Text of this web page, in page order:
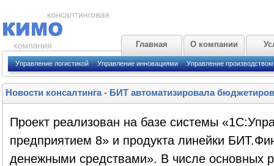
Главная О компании
Управление логистикой Управление инновациями Управление производством
Новости консалтинга- БИТ автоматизировала
Проект реализован на базе системы
предприятием 8» и продукта линейки
денежными средствами». В числе основных